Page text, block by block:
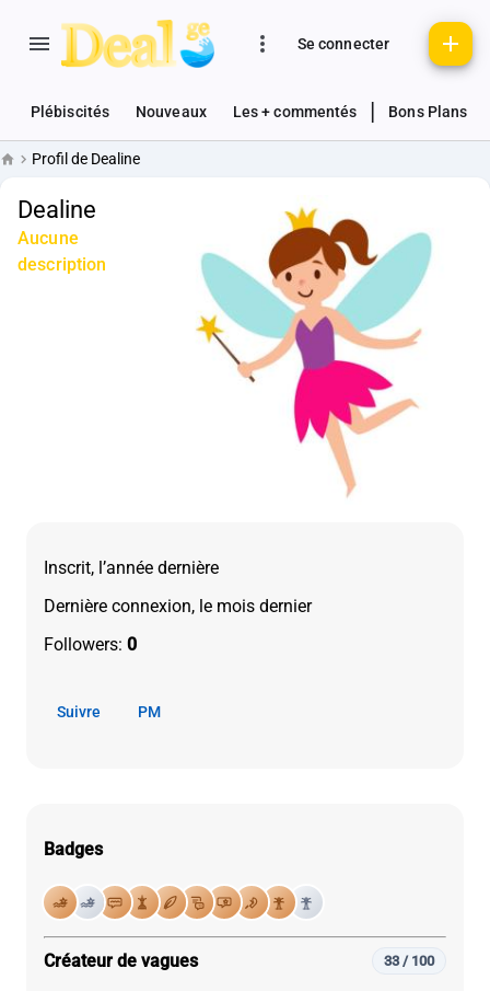
Se connecter
Plébiscités Nouveaux Les + commentés Bons Plans
AccueilProfil de Dealine
Dealine
Aucune
description
Inscrit, l’année dernière
Dernière connexion, le mois dernier
Followers: 0
Suivre PM
Badges
Créateur de vagues 33 / 100